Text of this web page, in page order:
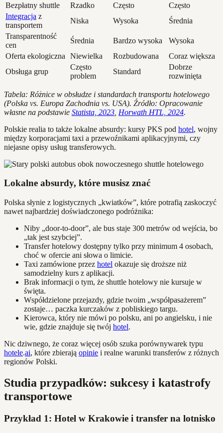
Bezpłatny shuttle
Rzadko Często
Często
Integracja z
transportem
Niska Wysoka
Średnia
Transparentność
cen
Średnia Bardzo wysoka
Wysoka
Oferta ekologiczna
Niewielka Rozbudowana
Coraz większa
Obsługa grup
Często
problem
Standard
Dobrze
rozwinięta
Tabela: Różnice w obsłudze i standardach transportu hotelowego
(Polska vs. Europa Zachodnia vs. USA). Źródło: Opracowanie
własne na podstawie Statista, 2023 Horwath HTL, 2024.
Polskie realia to także lokalne absurdy: kursy PKS pod hotel, wojny
między korporacjami taxi a przewoźnikami aplikacyjnymi, czy
niejasne opisy usług transferowych.
Lokalne absurdy, które musisz znać
Polska słynie z logistycznych „kwiatków”, które potrafią zaskoczyć
nawet najbardziej doświadczonego podróżnika:
Niby „door-to-door”, ale bus staje 300 metrów od wejścia, bo
„tak jest szybciej”.
Transfer hotelowy dostępny tylko przy minimum 4 osobach,
choć w ofercie ani słowa o limicie.
Taxi zamówione przez hotel okazuje się droższe niż
samodzielny kurs z aplikacji.
Brak informacji o tym, że shuttle hotelowy nie kursuje w
święta.
Współdzielone przejazdy, gdzie twoim „współpasażerem”
zostaje… paczka kurczaków z pobliskiego targu.
Kierowca, który nie mówi po polsku, ani po angielsku, i nie
wie, gdzie znajduje się twój hotel.
Nic dziwnego, że coraz więcej osób szuka porównywarek typu
hotele.ai, które zbierają opinie i realne warunki transferów z różnych
regionów Polski.
Studia przypadków: sukcesy i katastrofy
transportowe
Przykład 1: Hotel w Krakowie i transfer na lotnisko